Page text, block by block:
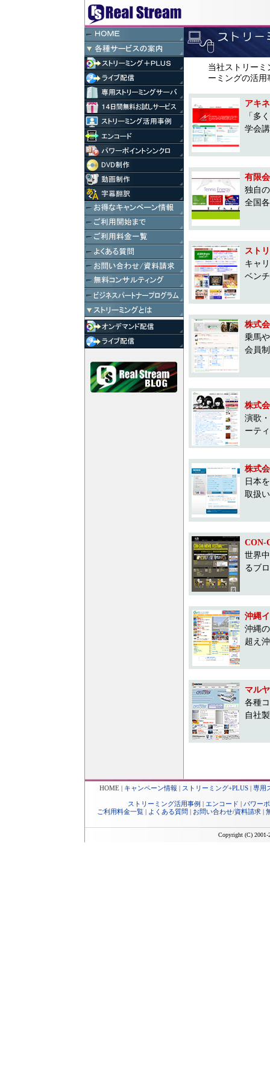
当社ストリー
ーミングの活
アキ
「多
学会
有限
独自
全国
スト
キャ
ベン
株式
乗馬
会員
株式
演歌
ーテ
株式
日本
取扱
CON-
世界
るブ
沖縄
沖縄
超え
マル
各種
自社
HOME | キャンペーン情報 | ストリーミング+PLUS | 専用
ストリーミング活用事例 | エンコード | パワー
ご利用料金一覧| よくある質問 | お問い合わせ/資料請求|
Copyright (C) 2001-